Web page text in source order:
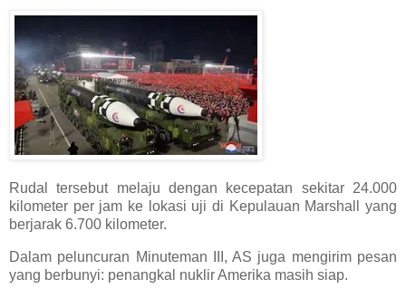
Rudal tersebut melaju dengan kecepatan sekitar 24.000
kilometer per jam ke lokasi uji di Kepulauan Marshall yang
berjarak 6.700 kilometer.
Dalam peluncuran Minuteman III, AS juga mengirim pesan
yang berbunyi: penangkal nuklir Amerika masih siap.